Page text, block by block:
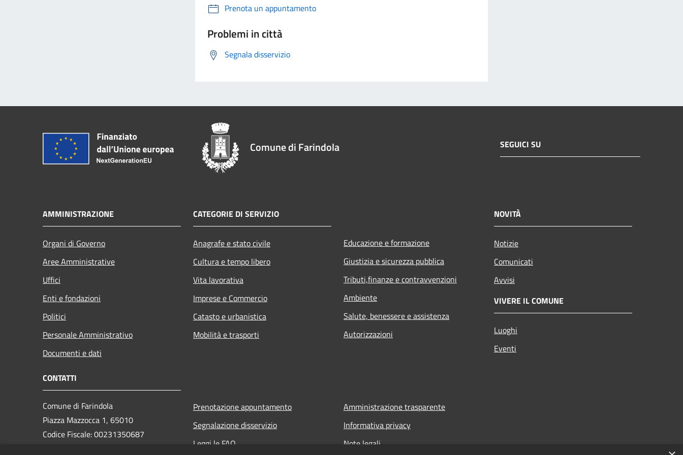
Prenota un appuntamento
Problemi in città
Segnala disservizio
Comune di Farindola SEGUICI SU
AMMINISTRAZIONE
Organi di Governo
Aree Amministrative
Uffici
Enti e fondazioni
Politici
Personale Amministrativo
Documenti e dati
CATEGORIE DI SERVIZIO
Anagrafe e stato civile
Cultura e tempo libero
Vita lavorativa
Imprese e Commercio
Catasto e urbanistica
Mobilità e trasporti
Educazione e formazione
Giustizia e sicurezza pubblica
Tributi,finanze e contravvenzioni
Ambiente
Salute, benessere e assistenza
Autorizzazioni
NOVITÀ
Notizie
Comunicati
Avvisi
VIVERE IL COMUNE
Luoghi
Eventi
CONTATTI
Comune di Farindola
Piazza Mazzocca 1, 65010
Codice Fiscale: 00231350687
Prenotazione appuntamento
Segnalazione disservizio
Leggi le FAQ
Amministrazione trasparente
Informativa privacy
Note legali